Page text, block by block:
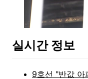
실시간 정보